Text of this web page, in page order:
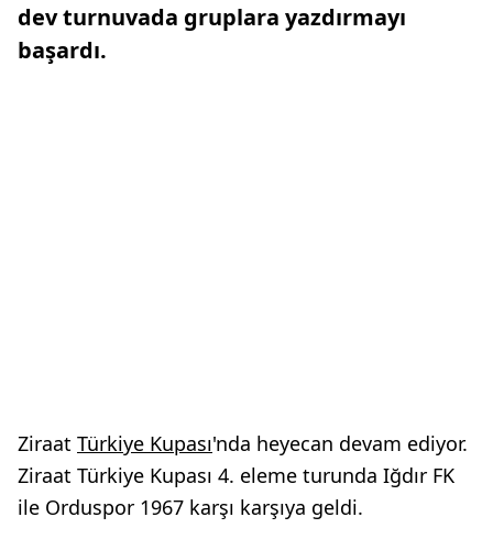
dev turnuvada gruplara yazdırmayı
başardı.
Ziraat Türkiye Kupası'nda heyecan devam ediyor.
Ziraat Türkiye Kupası 4. eleme turunda Iğdır FK
ile Orduspor 1967 karşı karşıya geldi.